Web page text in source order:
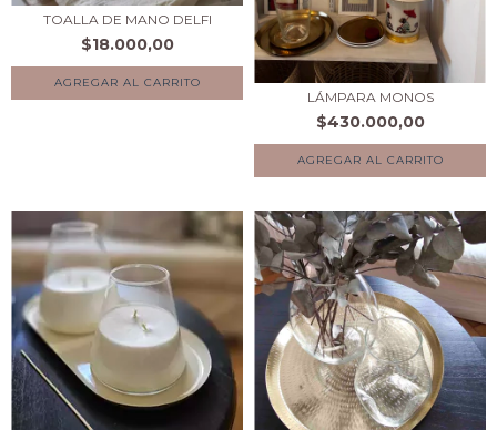
TOALLA DE MANO DELFI
$18.000,00
AGREGAR AL CARRITO
LÁMPARA MONOS
$430.000,00